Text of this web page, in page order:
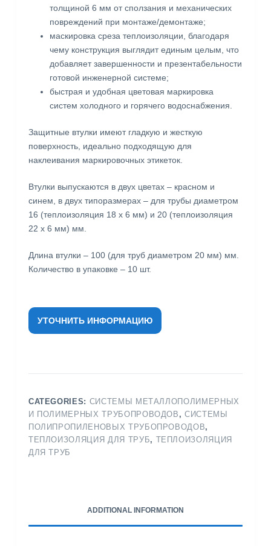
толщиной 6 мм от сползания и механических
повреждений при монтаже/демонтаже;
маскировка среза теплоизоляции, благодаря
чему конструкция выглядит единым целым, что
добавляет завершенности и презентабельности
готовой инженерной системе;
быстрая и удобная цветовая маркировка
систем холодного и горячего водоснабжения.
Защитные втулки имеют гладкую и жесткую
поверхность, идеально подходящую для
наклеивания маркировочных этикеток.
Втулки выпускаются в двух цветах – красном и
синем, в двух типоразмерах – для трубы диаметром
16 (теплоизоляция 18 x 6 мм) и 20 (теплоизоляция
22 x 6 мм) мм.
Длина втулки – 100 (для труб диаметром 20 мм) мм.
Количество в упаковке – 10 шт.
УТОЧНИТЬ ИНФОРМАЦИЮ
CATEGORIES: СИСТЕМЫ МЕТАЛЛОПОЛИМЕРНЫХ
И ПОЛИМЕРНЫХ ТРУБОПРОВОДОВ ,СИСТЕМЫ
ПОЛИПРОПИЛЕНОВЫХ ТРУБОПРОВОДОВ,
ТЕПЛОИЗОЛЯЦИЯ ДЛЯ ТРУБ, ТЕПЛОИЗОЛЯЦИЯ
ДЛЯ ТРУБ
ADDITIONAL INFORMATION